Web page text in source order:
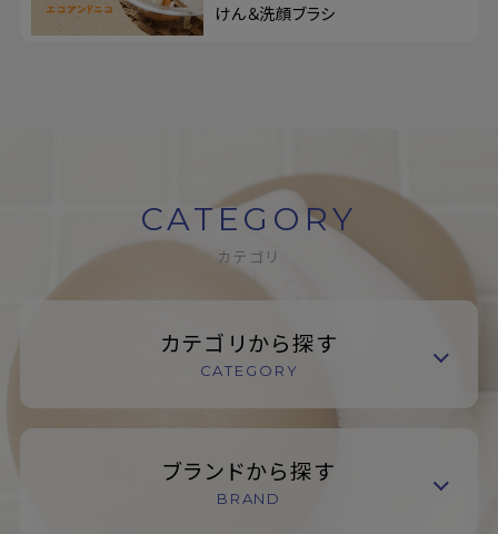
けん＆洗顔ブラシ
CATEGORY
カテゴリ
カテゴリから探す
CATEGORY
ブランドから探す
BRAND